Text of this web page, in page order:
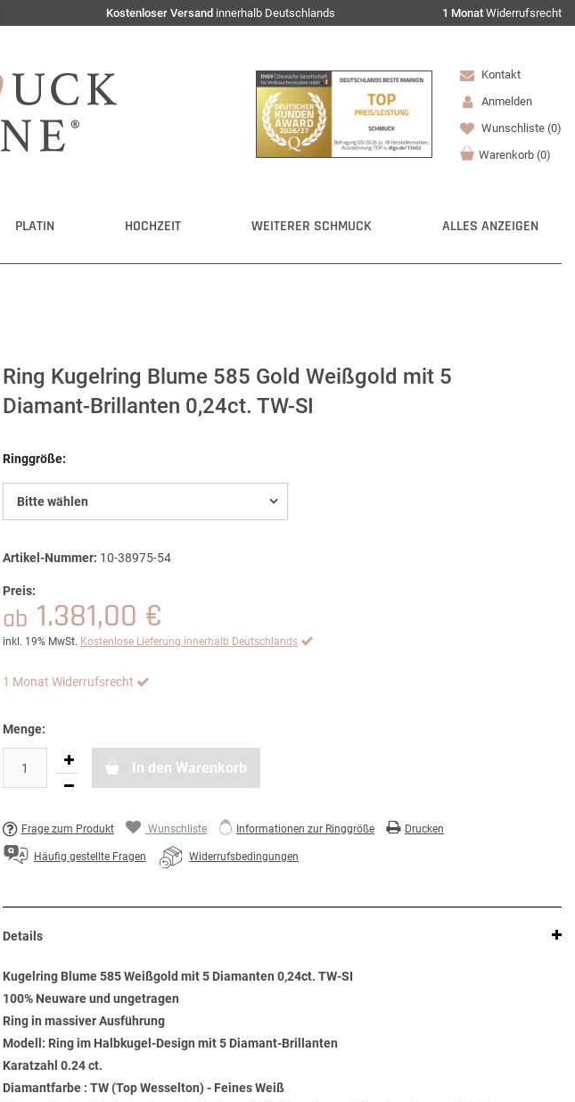
Kostenloser Versand innerhalb Deutschlands 1 Monat Widerrufsrecht
Kontakt
Anmelden
Wunschliste (0)
Warenkorb (0)
PLATIN HOCHZEIT WEITERER SCHMUCK ALLES ANZEIGEN
Ring Kugelring Blume 585 Gold Weißgold mit 5
Diamant-Brillanten 0,24ct. TW-SI
Ringgröße:
Bitte wählen
Artikel-Nummer: 10-38975-54
Preis:
ab 1.381,00 €
inkl. 19% MwSt. Kostenlose Lieferung innerhalb Deutschlands
1 Monat Widerrufsrecht
Menge:
In den Warenkorb
Frage zum Produkt Wunschliste Informationen zur Ringgröße Drucken
Häufig gestellte Fragen Widerrufsbedingungen
Details
Kugelring Blume 585 Weißgold mit 5 Diamanten 0,24ct. TW-SI
100% Neuware und ungetragen
Ring in massiver Ausführung
Modell: Ring im Halbkugel-Design mit 5 Diamant-Brillanten
Karatzahl 0.24 ct.
Diamantfarbe : TW (Top Wesselton) - Feines Weiß